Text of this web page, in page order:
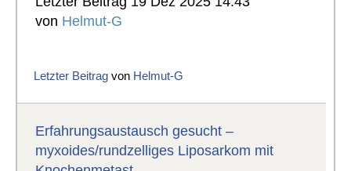
von Helmut-G
Letzter Beitrag von Helmut-G
Erfahrungsaustausch gesucht –
myxoides/rundzelliges Liposarkom mit